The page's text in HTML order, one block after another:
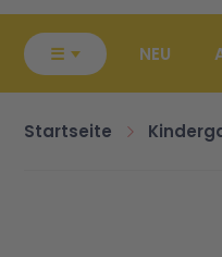
☰ NEU
Startseite